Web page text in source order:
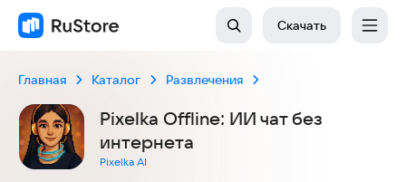
Скачать
Главная Каталог Развлечения
Pixelka Offline: ИИ чат без
интернета
Pixelka AI